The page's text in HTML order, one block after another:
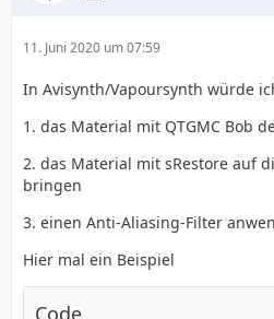
11. Juni 2020 um 07:59
In Avisynth/Vapoursynth würde
1. das Material mit QTGMC Bob
2. das Material mit sRestore auf
bringen
3. einen Anti-Aliasing-Filter
Hier mal ein Beispiel
Code